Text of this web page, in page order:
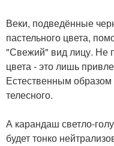
Веки, подведённые
пастельного цвета,
"Свежий" вид лицу. Не
цвета - это лишь
Естественным образом
телесного.
А карандаш светло-
будет тонко